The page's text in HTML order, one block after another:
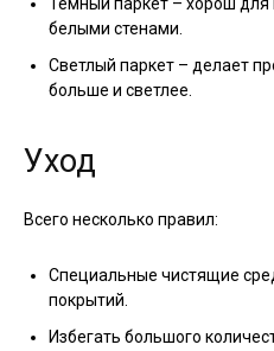
Тёмный паркет – хорош
белыми стенами.
Светлый паркет – делает
больше и светлее.
Уход
Всего несколько правил:
Специальные чистящие
покрытий.
Избегать большого